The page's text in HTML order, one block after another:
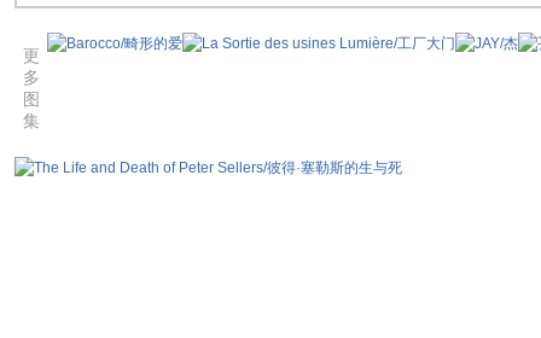
更
多
图
集